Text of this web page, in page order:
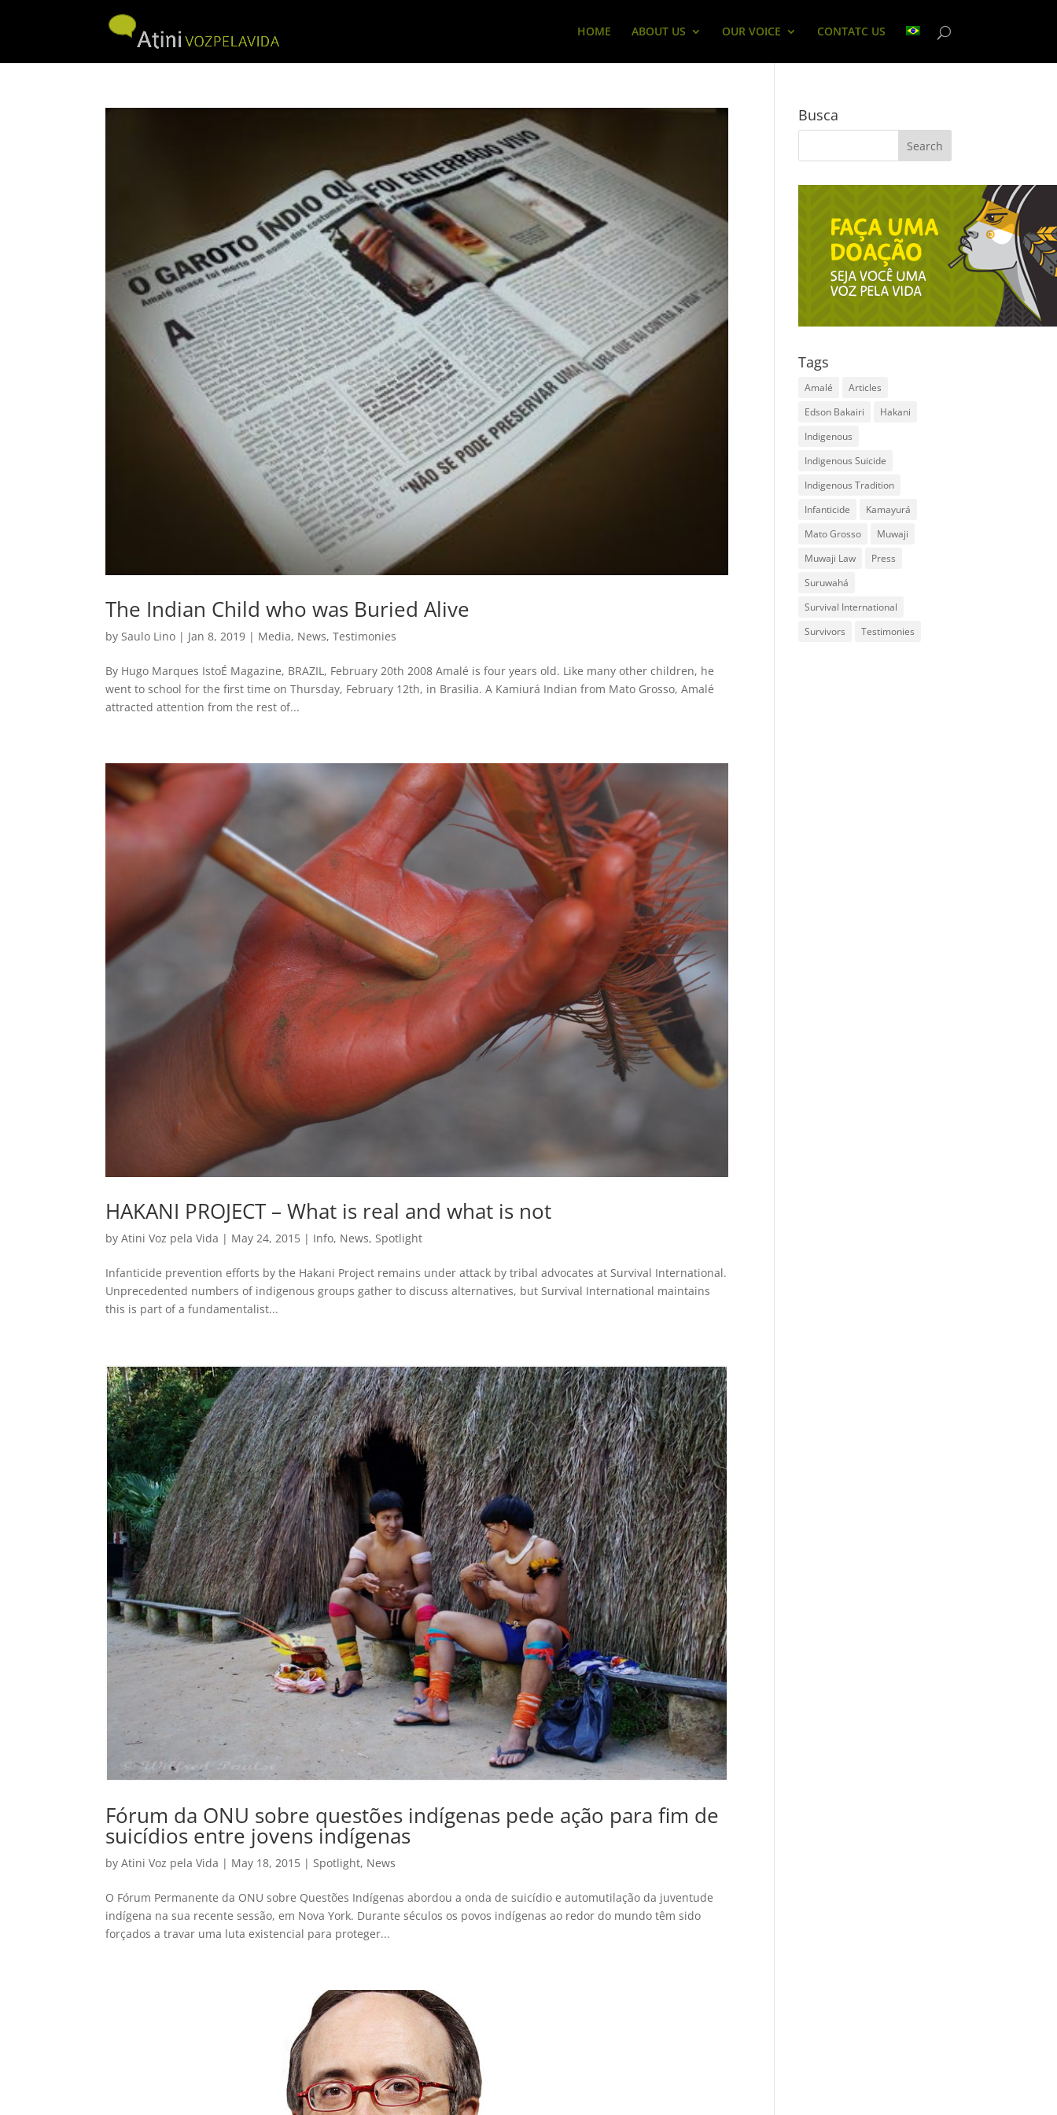
HOME ABOUT US OUR VOICE CONTATC US
The Indian Child who was Buried Alive
by Saulo Lino | Jan 8, 2019 | Media, News,Testimonies
By Hugo Marques IstoÉ Magazine, BRAZIL, February 20th 2008 Amalé is four years old. Like many other children, he
went to school for the first time on Thursday, February 12th, in Brasilia. A Kamiurá Indian from Mato Grosso, Amalé
attracted attention from the rest of...
HAKANI PROJECT – What is real and what is not
byAtini Voz pela Vida | May 24, 2015 | Info, News,Spotlight
Infanticide prevention efforts by the Hakani Project remains under attack by tribal advocates at Survival International.
Unprecedented numbers of indigenous groups gather to discuss alternatives, but Survival International maintains
this is part of a fundamentalist...
Fórum da ONU sobre questões indígenas pede ação para fim de
suicídios entre jovens indígenas
byAtini Voz pela Vida | May 18, 2015 |Spotlight, News
O Fórum Permanente da ONU sobre Questões Indígenas abordou a onda de suicídio e automutilação da juventude
indígena na sua recente sessão, em Nova York. Durante séculos os povos indígenas ao redor do mundo têm sido
forçados a travar uma luta existencial para proteger...
Busca
Tags
Amalé
Articles
Edson Bakairi
Hakani
Indigenous
Indigenous Suicide
Indigenous Tradition
Infanticide
Kamayurá
Mato Grosso
Muwaji
Muwaji Law
Press
Suruwahá
Survival International
Survivors
Testimonies